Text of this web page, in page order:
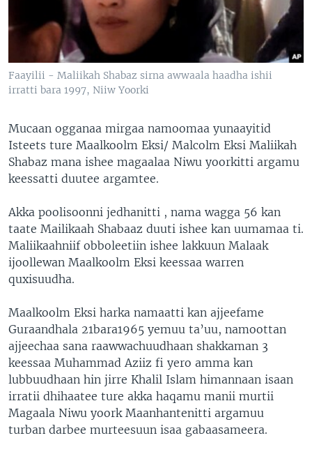
Faayilii - Maliikah Shabaz sirna awwaala haadha ishii
irratti bara 1997, Niiw Yoorki
Mucaan ogganaa mirgaa namoomaa yunaayitid
Isteets ture Maalkoolm Eksi/ Malcolm Eksi Maliikah
Shabaz mana ishee magaalaa Niwu yoorkitti argamu
keessatti duutee argamtee.
Akka poolisoonni jedhanitti , nama wagga 56 kan
taate Mailikaah Shabaaz duuti ishee kan uumamaa ti.
Maliikaahniif obboleetiin ishee lakkuun Malaak
ijoollewan Maalkoolm Eksi keessaa warren
quxisuudha.
Maalkoolm Eksi harka namaatti kan ajjeefame
Guraandhala 21bara1965 yemuu ta’uu, namoottan
ajjeechaa sana raawwachuudhaan shakkaman 3
keessaa Muhammad Aziiz fi yero amma kan
lubbuudhaan hin jirre Khalil Islam himannaan isaan
irratii dhihaatee ture akka haqamu manii murtii
Magaala Niwu yoork Maanhantenitti argamuu
turban darbee murteesuun isaa gabaasameera.